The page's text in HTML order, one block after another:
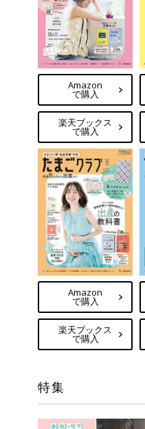
Amazon
で購入
楽天ブックス
で購入
Amazon
で購入
楽天ブックス
で購入
特集